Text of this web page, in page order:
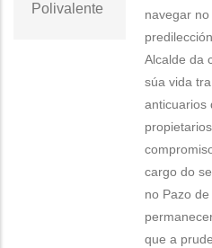
Polivalente
navegar
Alcalde da
súa vida
anticuarios
cargo do
no Pazo
que a